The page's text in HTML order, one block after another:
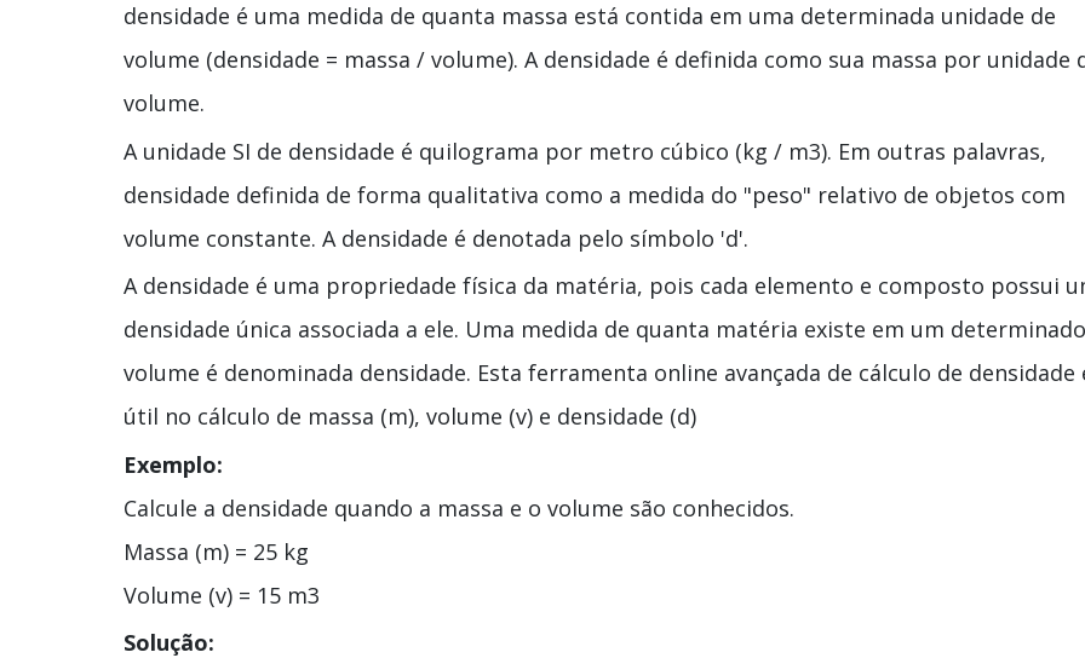
densidade é uma medida de quanta massa está contida em uma determinada unidade de
volume (densidade = massa / volume). A densidade é definida como sua massa por unidade
volume.
A unidade SI de densidade é quilograma por metro cúbico (kg / m3). Em outras palavras,
densidade definida de forma qualitativa como a medida do "peso" relativo de objetos com
volume constante. A densidade é denotada pelo símbolo 'd'.
A densidade é uma propriedade física da matéria, pois cada elemento e composto possui
densidade única associada a ele. Uma medida de quanta matéria existe em um determinado
volume é denominada densidade. Esta ferramenta online avançada de cálculo de densidade
útil no cálculo de massa (m), volume (v) e densidade (d)
Exemplo:
Calcule a densidade quando a massa e o volume são conhecidos.
Massa (m) = 25 kg
Volume (v) = 15 m3
Solução: